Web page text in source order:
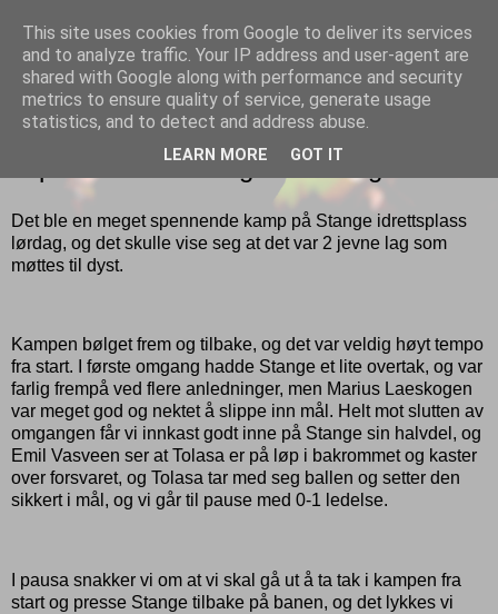
Gutt
Tap for vårt andrelag mot Stange
Det ble en meget spennende kamp på Stange idrettsplass
lørdag, og det skulle vise seg at det var 2 jevne lag som
møttes til dyst.
Kampen bølget frem og tilbake, og det var veldig høyt tempo
fra start. I første omgang hadde Stange et lite overtak, og var
farlig frempå ved flere anledninger, men Marius Laeskogen
var meget god og nektet å slippe inn mål. Helt mot slutten av
omgangen får vi innkast godt inne på Stange sin halvdel, og
Emil Vasveen ser at Tolasa er på løp i bakrommet og kaster
over forsvaret, og Tolasa tar med seg ballen og setter den
sikkert i mål, og vi går til pause med 0-1 ledelse.
I pausa snakker vi om at vi skal gå ut å ta tak i kampen fra
start og presse Stange tilbake på banen, og det lykkes vi
This site uses cookies from Google to deliver its services
and to analyze traffic. Your IP address and user-agent are
shared with Google along with performance and security
metrics to ensure quality of service, generate usage
statistics, and to detect and address abuse.
LEARN MORE GOT IT